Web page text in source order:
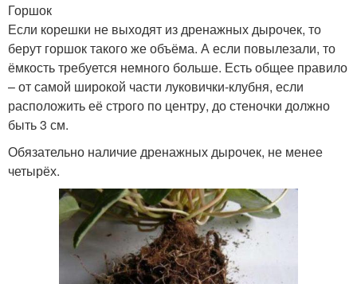
Горшок
Если корешки не выходят из дренажных дырочек, то
берут горшок такого же объёма. А если повылезали, то
ёмкость требуется немного больше. Есть общее правило
– от самой широкой части луковички-клубня, если
расположить её строго по центру, до стеночки должно
быть 3 см.
Обязательно наличие дренажных дырочек, не менее
четырёх.